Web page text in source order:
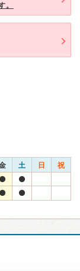
。
土 日 祝